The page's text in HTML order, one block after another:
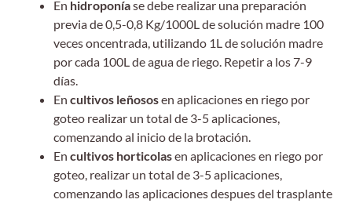
En hidroponíase debe realizar una preparación
previa de 0,5-0,8 Kg/1000L de solución madre 100
veces oncentrada, utilizando 1L de solución madre
por cada 100L de agua de riego. Repetir a los 7-9
días.
En cultivos leñososen aplicaciones en riego por
goteo realizar un total de 3-5 aplicaciones,
comenzando al inicio de la brotación.
En cultivos horticolasen aplicaciones en riego por
goteo, realizar un total de 3-5 aplicaciones,
comenzando las aplicaciones despues del trasplante